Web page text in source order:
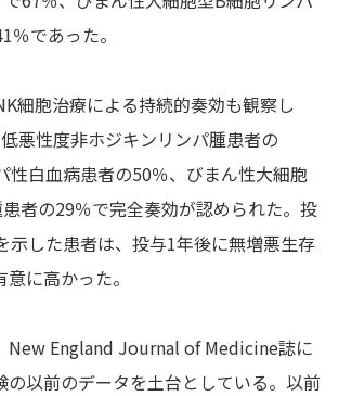
％であった。
細胞治療による持続的奏効も観察し
悪性度非ホジキンリンパ腫患者の
性白血病患者の50％、びまん性大細胞
者の29％で完全奏効が認められた。投
示した患者は、投与1年後に無増悪生存
に高かった。
New England Journal of Medicine誌に
の以前のデータを土台としている。以前